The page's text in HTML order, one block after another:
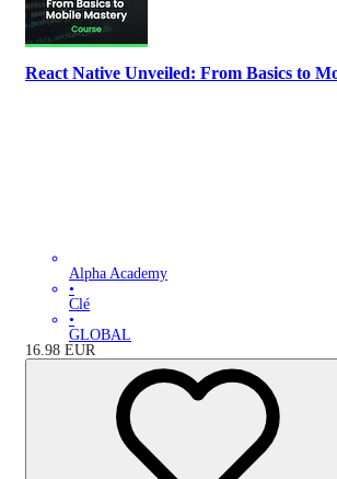
React Native Unveiled: From Basics to
Alpha Academy
•
Clé
•
GLOBAL
16.98 EUR